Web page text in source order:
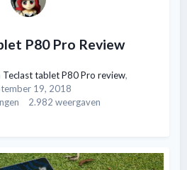
P80 Pro Review
Teclast tablet P80 Pro review,
19, 2018
2.982 weergaven